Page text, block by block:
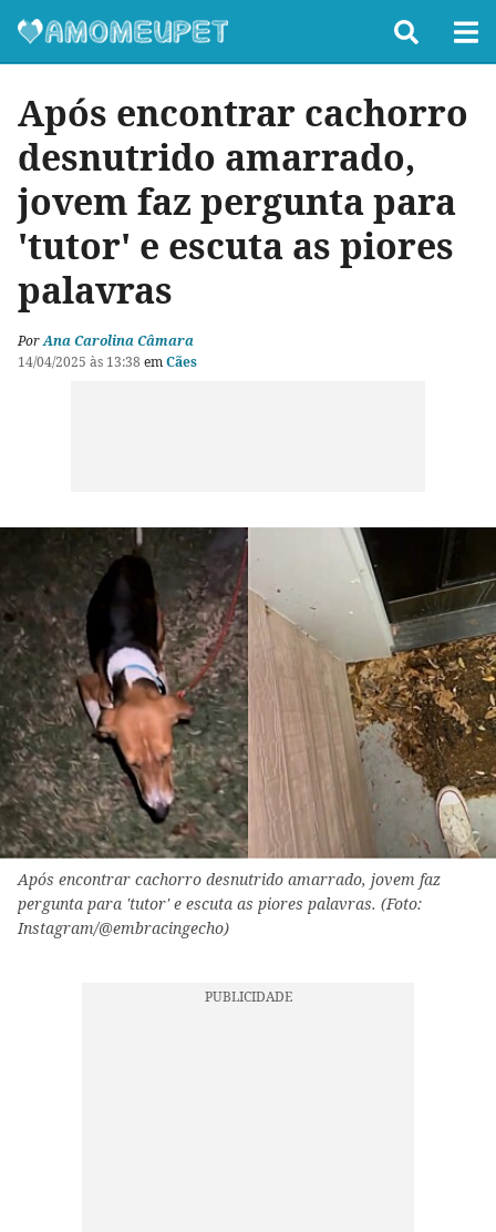
Após encontrar cachorro
desnutrido amarrado,
jovem faz pergunta para
'tutor' e escuta as piores
palavras
PorAna Carolina Câmara
14/04/2025 às 13:38 emCães
Após encontrar cachorro desnutrido amarrado, jovem faz
pergunta para 'tutor' e escuta as piores palavras. (Foto:
Instagram/@embracingecho)